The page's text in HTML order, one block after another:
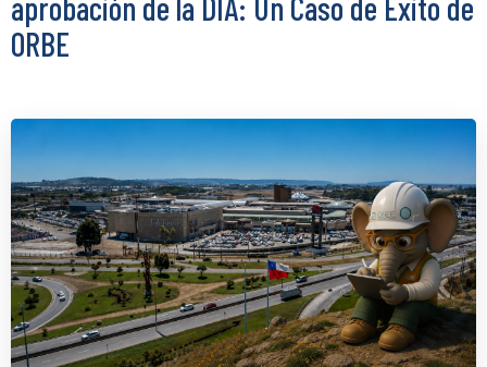
aprobación de la DIA: Un Caso de Éxito de
ORBE